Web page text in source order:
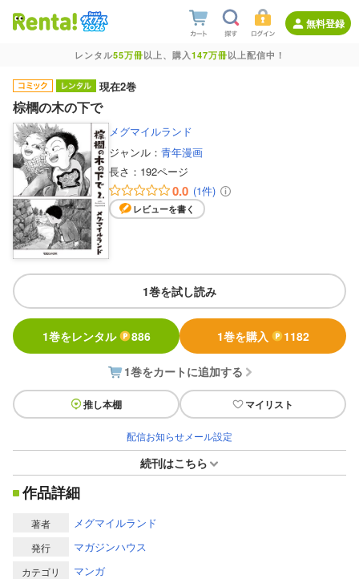
無料登録
レンタル55万冊以上、購入147万冊以上配信中！
現在2巻
棕櫚の木の下で
メグマイルランド
ジャンル： 青年漫画
長さ： 192ページ
0.0 (1件)
レビューを書く
1巻を試し読み
1巻をレンタル 886 1巻を購入 1182
1巻をカートに追加する
推し本棚 マイリスト
配信お知らせメール設定
続刊はこちら
作品詳細
著者 メグマイルランド
発行 マガジンハウス
カテゴリ マンガ